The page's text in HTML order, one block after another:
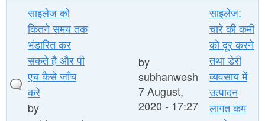
साइलेज को
कितने समय तक
भंडारित कर
सकते है और पी
एच कैसे जाँच
करे
by
by
subhanwesh
7 August,
2020 - 17:27
साइलेज:
चारे की कमी
को दूर करने
तथा डेरी
व्यवसाय में
उत्पादन
लागत कम